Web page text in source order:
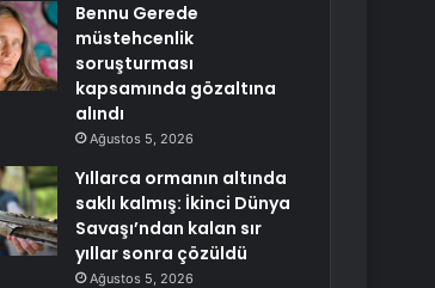
Bennu Gerede
müstehcenlik
soruşturması
kapsamında gözaltına
alındı
Ağustos 5, 2026
Yıllarca ormanın altında
saklı kalmış: İkinci Dünya
Savaşı’ndan kalan sır
yıllar sonra çözüldü
Ağustos 5, 2026